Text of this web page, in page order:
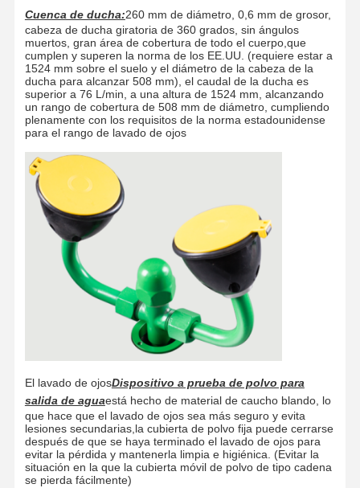
Hogar Productos
Acerca De
Nosotros
Visita A La
Fábrica
Cuenca de ducha:260 mm de diámetro, 0,6 mm de grosor,
cabeza de ducha giratoria de 360 grados, sin ángulos
muertos, gran área de cobertura de todo el cuerpo,que
cumplen y superen la norma de los EE.UU. (requiere estar a
1524 mm sobre el suelo y el diámetro de la cabeza de la
ducha para alcanzar 508 mm), el caudal de la ducha es
superior a 76 L/min, a una altura de 1524 mm, alcanzando
un rango de cobertura de 508 mm de diámetro, cumpliendo
plenamente con los requisitos de la norma estadounidense
para el rango de lavado de ojos
El lavado de ojosDispositivo a prueba de polvo para
salida de aguaestá hecho de material de caucho blando, lo
que hace que el lavado de ojos sea más seguro y evita
lesiones secundarias,la cubierta de polvo fija puede cerrarse
después de que se haya terminado el lavado de ojos para
evitar la pérdida y mantenerla limpia e higiénica. (Evitar la
situación en la que la cubierta móvil de polvo de tipo cadena
se pierda fácilmente)